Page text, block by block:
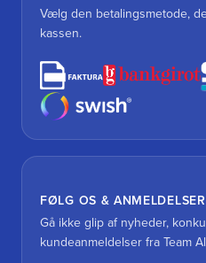
Vælg den betalingsmetode,
kassen.
FØLG OS & ANMELDELSER
Gå ikke glip af nyheder,
kundeanmeldelser fra Team